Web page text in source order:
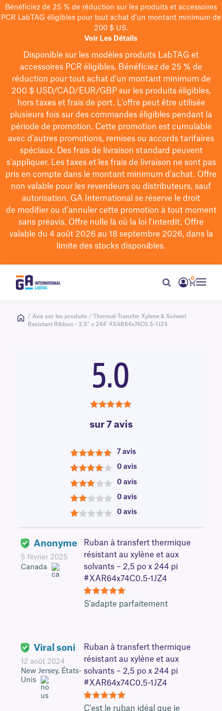
Bénéficiez de 25 % de réduction sur les produits et accessoires
PCR LabTAG éligibles pour tout achat d'un montant minimum de
200 $ US.
Voir Les Détails
Disponible sur les modèles produits LabTAG et
accessoires PCR éligibles. Bénéficiez de 25 % de
réduction pour tout achat d'un montant minimum de
200 $USD/CAD/EUR/GBPsur les produits éligibles,
hors taxes et frais de port. L'offre peut être utilisée
plusieurs fois sur des commandes éligibles pendant la
période de promotion. Cette promotion est cumulable
avec d'autres promotions, remises ou accords tarifaires
spéciaux. Des frais de livraison standard peuvent
s'appliquer. Les taxes et les frais de livraison ne sont pas
pris en compte dans le montant minimum d'achat. Offre
non valable pour les revendeurs ou distributeurs, sauf
autorisation. GA International se réserve le droit
de modifierou d’annuler cette promotion à tout moment
sans préavis. Offre nulle là où la loi l’interdit. Offre
valable du 4 août 2026 au 18 septembre 2026, dans la
limite des stocks disponibles.
0
/ Avis sur les produits / Thermal-Transfer Xylene & Solvent
Resistant Ribbon - 2.5" x 244’ #XAR64x74C0.5-1JZ4
5.0
sur 7 avis
5
7 avis
4
0 avis
3
0 avis
2
0 avis
0 avis
Anonyme
5 février 2025
Canada
Ruban à transfert thermique
résistant au xylène et aux
solvants – 2,5 po x 244 pi
#XAR64x74C0.5-1JZ4
5
S'adapte parfaitement
Viral soni
12 août 2024
New Jersey, États-
Unis
Ruban à transfert thermique
résistant au xylène et aux
solvants – 2,5 po x 244 pi
#XAR64x74C0.5-1JZ4
5
C'est le ruban idéal que je